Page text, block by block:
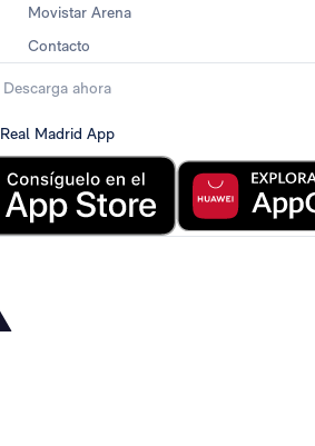
Movistar Arena
Contacto
Descarga ahora
Real Madrid App